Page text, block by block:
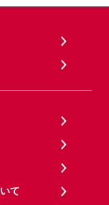
て